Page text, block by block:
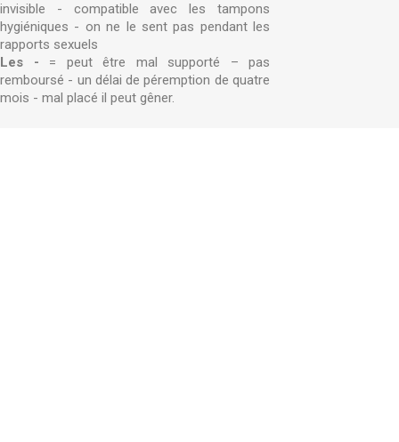
invisible - compatible avec les tampons
hygiéniques - on ne le sent pas pendant les
rapports sexuels
Les - = peut être mal supporté – pas
remboursé - un délai de péremption de quatre
mois - mal placé il peut gêner.